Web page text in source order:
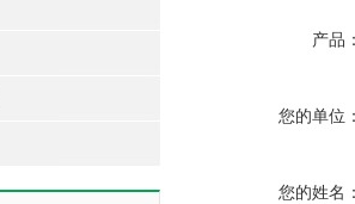
产品
您的单位
您的姓名